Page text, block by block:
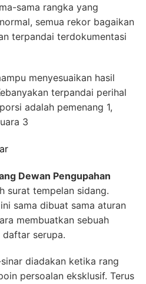
sama rangka yang
semua rekor bagaikan
terpandai terdokumentasi
menyesuaikan hasil
terpandai perihal
adalah pemenang 1,
3
Dewan Pengupahan
surat tempelan sidang.
sama dibuat sama aturan
membuatkan sebuah
serupa.
diadakan ketika rang
persoalan eksklusif. Terus